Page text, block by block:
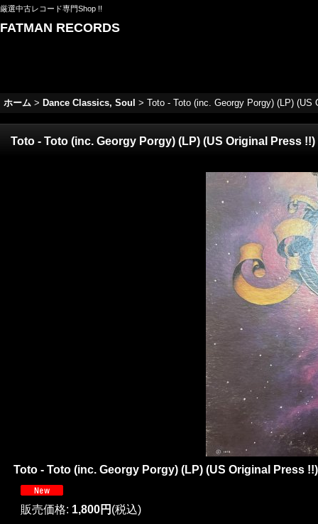
厳選中古レコード専門Shop !!
FATMAN RECORDS
ホーム > Dance Classics, Soul > Toto - Toto (inc. Georgy Porgy) (LP) (US
Toto - Toto (inc. Georgy Porgy) (LP) (US Original Press !!)
Toto - Toto (inc. Georgy Porgy) (LP) (US Original Press !!)
販売価格: 1,800円 (税込)